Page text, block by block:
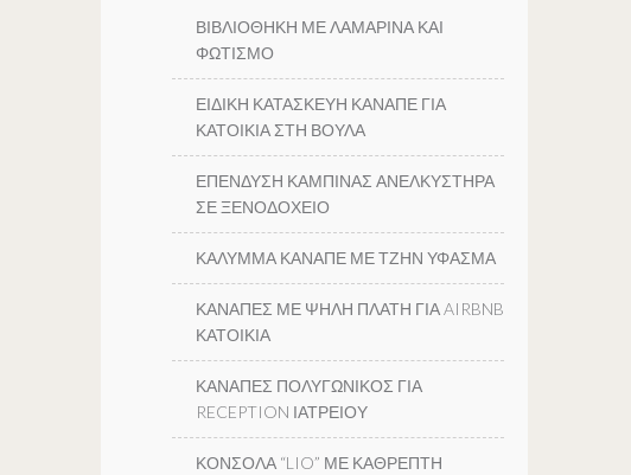
ΒΙΒΛΙΟΘΗΚΗ ΜΕ ΛΑΜΑΡΙΝΑ ΚΑΙ
ΦΩΤΙΣΜΟ
ΕΙΔΙΚΗ ΚΑΤΑΣΚΕΥΗ ΚΑΝΑΠΕ ΓΙΑ
ΚΑΤΟΙΚΙΑ ΣΤΗ ΒΟΥΛΑ
ΕΠΕΝΔΥΣΗ ΚΑΜΠΙΝΑΣ ΑΝΕΛΚΥΣΤΗΡΑ
ΣΕ ΞΕΝΟΔΟΧΕΙΟ
ΚΑΛΥΜΜΑ ΚΑΝΑΠΕ ΜΕ ΤΖΗΝ ΥΦΑΣΜΑ
ΚΑΝΑΠΕΣ ΜΕ ΨΗΛΗ ΠΛΑΤΗ ΓΙΑ AIRBNB
ΚΑΤΟΙΚΙΑ
ΚΑΝΑΠΕΣ ΠΟΛΥΓΩΝΙΚΟΣ ΓΙΑ
RECEPTION ΙΑΤΡΕΙΟΥ
ΚΟΝΣΟΛΑ “LIO” ΜΕ ΚΑΘΡΕΠΤΗ